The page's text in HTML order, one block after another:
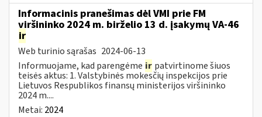
Informacinis pranešimas dėl VMI prie FM
viršininko 2024 m. birželio 13 d. įsakymų VA-46
ir
Web turinio sąrašas 2024-06-13
Informuojame, kad parengėme ir patvirtinome šiuos
teisės aktus: 1. Valstybinės mokesčių inspekcijos prie
Lietuvos Respublikos finansų ministerijos viršininko
2024 m....
Metai: 2024